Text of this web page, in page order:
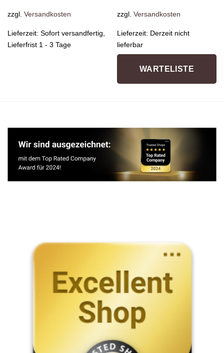
zzgl. Versandkosten
Lieferzeit: Sofort versandfertig,
Lieferfrist 1 - 3 Tage
zzgl. Versandkosten
Lieferzeit: Derzeit nicht
lieferbar
WARTELISTE